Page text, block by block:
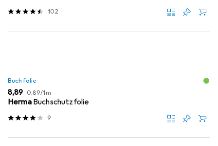
102
Buchfolie
EUR
8,89 EUR
0,89/1m
Herma Buchschutzfolie
9